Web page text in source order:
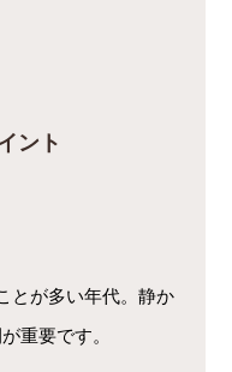
ント
とが多い年代。静か
重要です。